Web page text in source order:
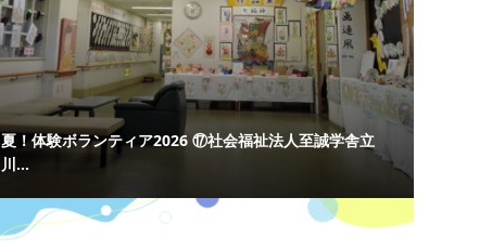
夏！体験ボランティア2026 ⑰社会福祉法人至誠学舎立
川...